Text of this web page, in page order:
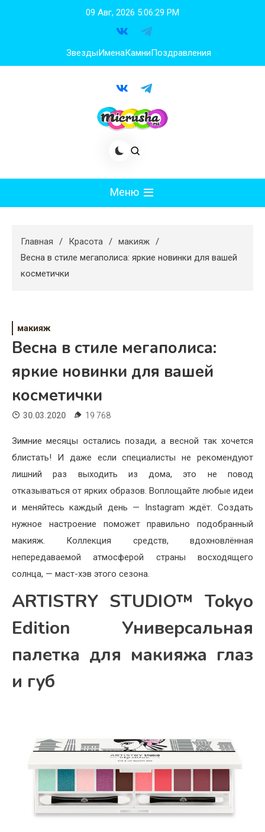
09 Авг, 2026 5:06:30 PM
ЗвездыИменаКамниПоздравления
Меню
Худеем
Психология
Дом
Жизнь
Хобби
Красота
Недвижимость
Главная Красота
макияж
Весна в стиле мегаполиса: яркие новинки для вашей
косметички
макияж
Весна в стиле мегаполиса:
яркие новинки для вашей
косметички
30.03.2020 19 768
Зимние месяцы остались позади, а весной так хочется
блистать! И даже если специалисты не рекомендуют
лишний раз выходить из дома, это не повод
отказываться от ярких образов. Воплощайте любые идеи
и меняйтесь каждый день — Instagram ждёт. Создать
нужное настроение поможет правильно подобранный
макияж. Коллекция средств, вдохновлённая
непередаваемой атмосферой страны восходящего
солнца, — маст-хэв этого сезона.
ARTISTRY STUDIO™ Tokyo
Edition Универсальная
палетка для макияжа глаз
и губ